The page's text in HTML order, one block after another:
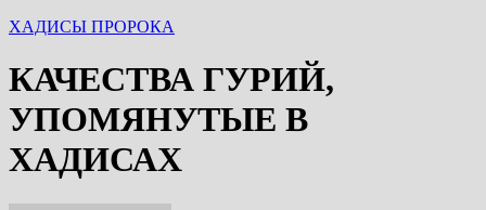
ХАДИСЫ ПРОРОКА
КАЧЕСТВА ГУРИЙ,
УПОМЯНУТЫЕ В
ХАДИСАХ